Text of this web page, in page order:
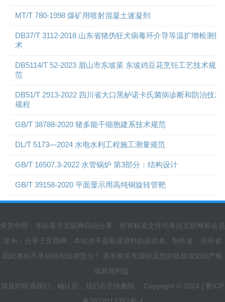
MT/T 780-1998 煤矿用喷射混凝土速凝剂
DB37/T 3112-2018 山东省猪伪狂犬病毒环介导等温扩增检测技
术
DB5114/T 52-2023 眉山市东坡菜 东坡鸡豆花烹饪工艺技术规
范
DB51/T 2913-2022 四川省大口黑鲈诺卡氏菌病诊断和防治技术
规程
GB/T 38788-2020 猪多能干细胞建系技术规范
DL/T 5173—2024 水电水利工程施工测量规范
GB/T 16507.3-2022 水管锅炉 第3部分：结构设计
GB/T 39158-2020 平面显示用高纯铜旋转管靶
免责申明：本站基于互联网自由分享，所有标准文件均来自互联网和会员
发布，分享于互联网，本站并不是标准资料的提供者、制作者、所有者
因此本站不承担任何法律责任！ 若有相关资源涉及您的版权或知识产权
或其他利益.
请及时联系我们，确认后，我们会尽快删除。 Copyright © 2024 | 鲁ICP